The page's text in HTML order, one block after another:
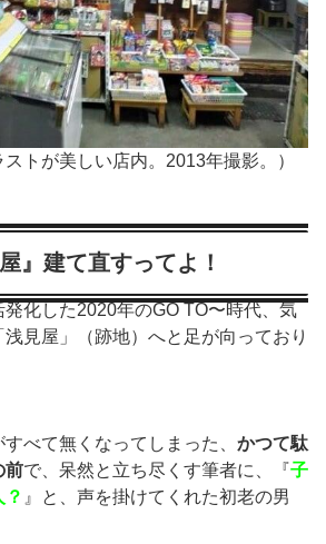
ストが美しい店内。2013年撮影。）
屋』建て直すってよ！
発化した2020年のGO TO〜時代、気
見屋」（跡地）へと足が向っており
べて無くなってしまった、 かつて駄
前で、呆然と立ち尽くす筆者に、『子
』と、声を掛けてくれた初老の男